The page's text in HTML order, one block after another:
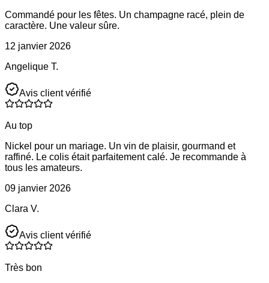
Commandé pour les fêtes. Un champagne racé, plein de
caractère. Une valeur sûre.
12 janvier 2026
Angelique T.
Avis client vérifié
Au top
Nickel pour un mariage. Un vin de plaisir, gourmand et
raffiné. Le colis était parfaitement calé. Je recommande à
tous les amateurs.
09 janvier 2026
Clara V.
Avis client vérifié
Très bon